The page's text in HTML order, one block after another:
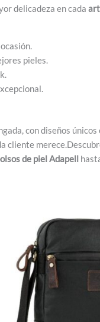
delicadeza en cada
pieles.
con diseños
cliente
de piel Adapell